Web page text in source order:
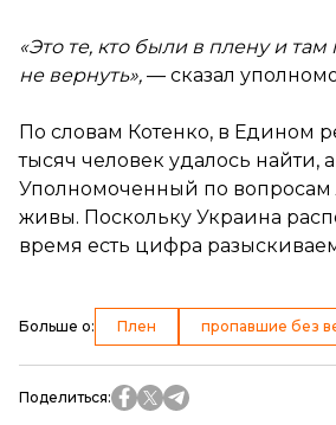
«Это те, кто были в плену и
не вернуть», — сказал
По словам Котенко, в Едином
тысяч человек удалось найти,
Уполномоченный по вопросам
живы. Поскольку Украина
время есть цифра
Больше о: Плен пропавшие без
Поделиться: